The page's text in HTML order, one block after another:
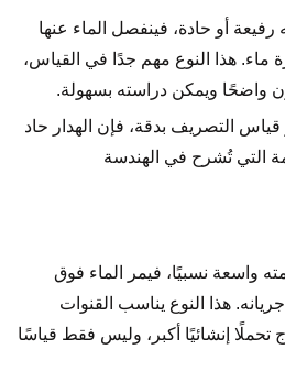
رفيعة أو حادة، فينفصل الماء عنها
ماء. هذا النوع مهم جدًا في القياس،
واضحًا ويمكن دراسته بسهولة.
قياس التصريف بدقة، فإن الهدار حاد
التي تُشرح في الهندسة
واسعة نسبيًا، فيمر الماء فوق
هذا النوع يناسب القنوات
تحملًا إنشائيًا أكبر، وليس فقط قياسًا